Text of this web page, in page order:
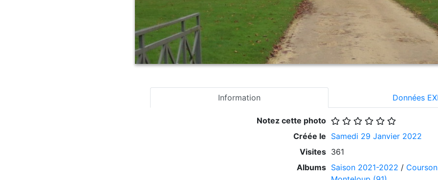
Information Données
Notez cette photo
Créée le Samedi 29 Janvier 2022
Visites 361
Albums Saison 2021-2022 /